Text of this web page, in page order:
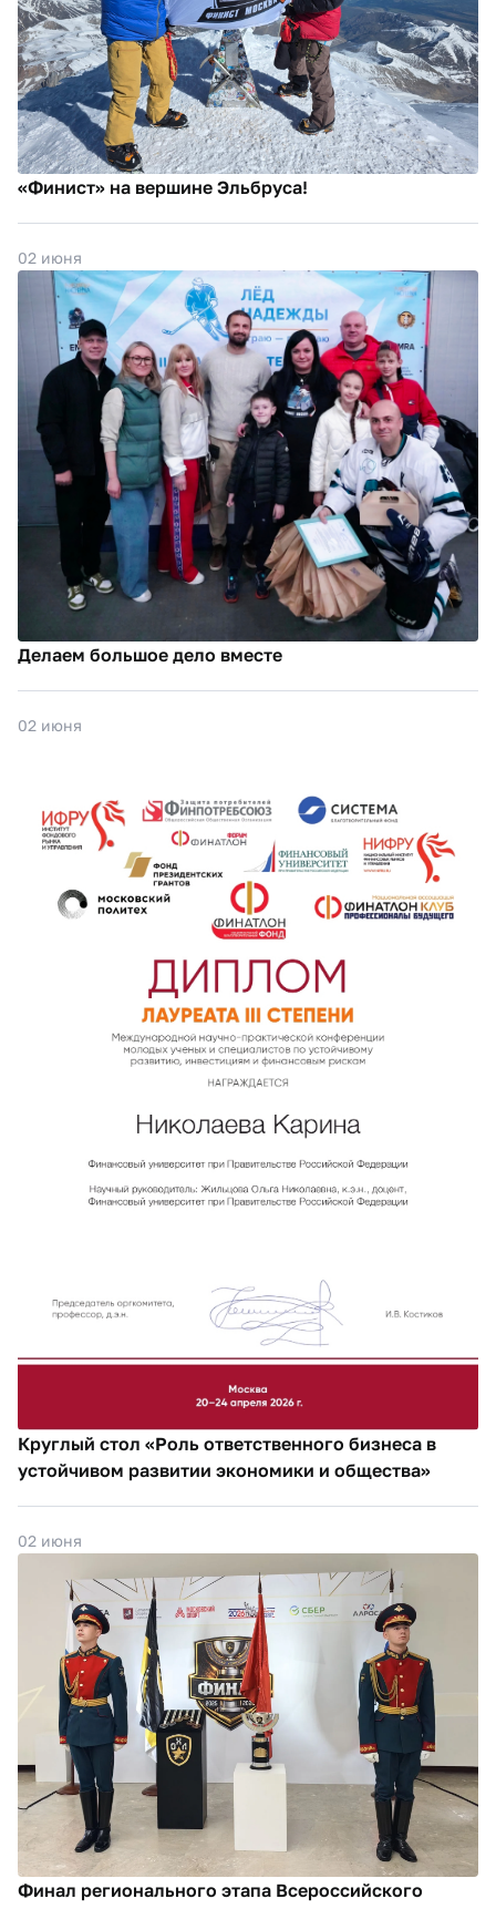
«Финист» на вершине Эльбруса!
02 июня
Делаем большое дело вместе
02 июня
Круглый стол «Роль ответственного бизнеса в
устойчивом развитии экономики и общества»
02 июня
Финал регионального этапа Всероссийского